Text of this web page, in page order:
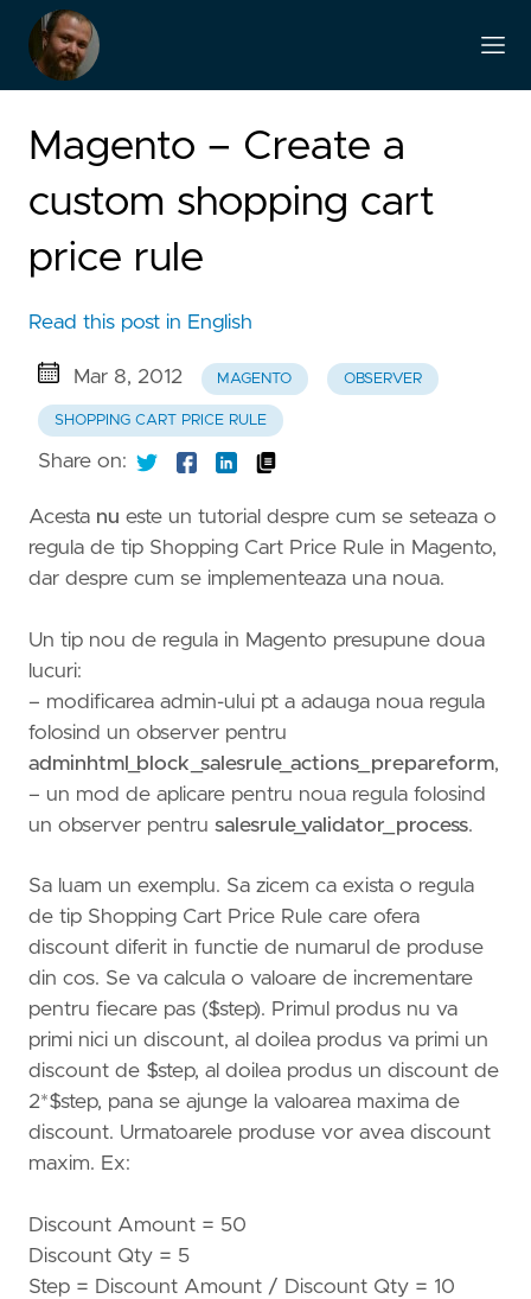
Magento – Create a
custom shopping cart
price rule
Read this post in English
Mar 8, 2012 MAGENTO OBSERVER
SHOPPING CART PRICE RULE
Share on:
Acesta nu este un tutorial despre cum se seteaza o
regula de tip Shopping Cart Price Rule in Magento,
dar despre cum se implementeaza una noua.
Un tip nou de regula in Magento presupune doua
lucuri:
– modificarea admin-ului pt a adauga noua regula
folosind un observer pentru
adminhtml_block_salesrule_actions_prepareform,
– un mod de aplicare pentru noua regula folosind
un observer pentru salesrule_validator_process.
Sa luam un exemplu. Sa zicem ca exista o regula
de tip Shopping Cart Price Rule care ofera
discount diferit in functie de numarul de produse
din cos. Se va calcula o valoare de incrementare
pentru fiecare pas ($step). Primul produs nu va
primi nici un discount, al doilea produs va primi un
discount de $step, al doilea produs un discount de
2*$step, pana se ajunge la valoarea maxima de
discount. Urmatoarele produse vor avea discount
maxim. Ex:
Discount Amount = 50
Discount Qty = 5
Step = Discount Amount / Discount Qty = 10